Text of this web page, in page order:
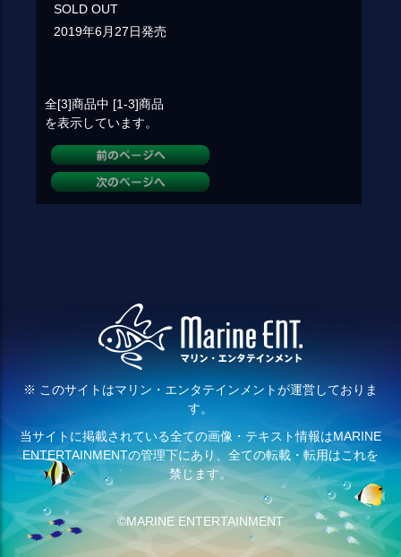
SOLD OUT
2019年6月27日発売
全[3]商品中 [1-3]商品
を表示しています。
※ このサイトはマリン・エンタテインメントが運営しておりま
す。
当サイトに掲載されている全ての画像・テキスト情報はMARINE
ENTERTAINMENTの管理下にあり、全ての転載・転用はこれを
禁じます。
©MARINE ENTERTAINMENT